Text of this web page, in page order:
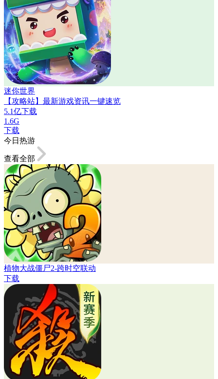
迷你世界
【攻略站】最新游戏资讯一键速览
5.1亿下载
1.6G
下载
今日热游
查看全部
植物大战僵尸2-跨时空联动
下载